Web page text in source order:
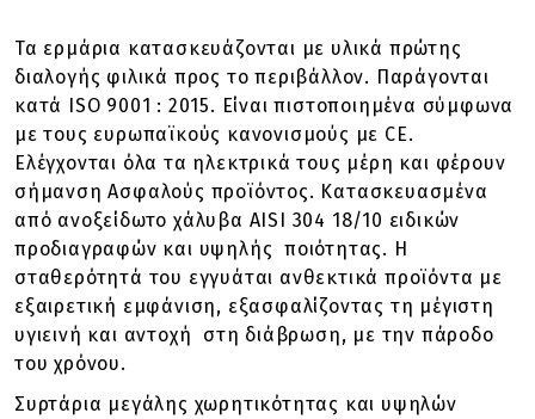
Τα ερμάρια κατασκευάζονται με υλικά πρώτης
διαλογής φιλικά προς το περιβάλλον. Παράγονται
κατά ISO 9001 : 2015. Είναι πιστοποιημένα σύμφωνα
με τους ευρωπαϊκούς κανονισμούς με CE.
Ελέγχονται όλα τα ηλεκτρικά τους μέρη και φέρουν
σήμανση Ασφαλούς προϊόντος. Κατασκευασμένα
από ανοξείδωτο χάλυβα AISI 304 18/10 ειδικών
προδιαγραφών και υψηλής ποιότητας. Η
σταθερότητά του εγγυάται ανθεκτικά προϊόντα με
εξαιρετική εμφάνιση, εξασφαλίζοντας τη μέγιστη
υγιεινή και αντοχή στη διάβρωση, με την πάροδο
του χρόνου.
Συρτάρια μεγάλης χωρητικότητας και υψηλών